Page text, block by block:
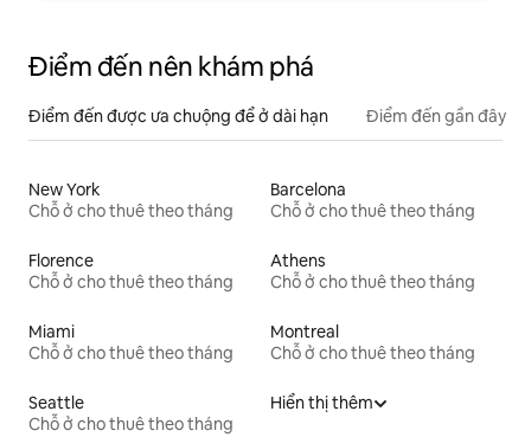
Điểm đến nên khám phá
Điểm đến được ưa chuộng để ở dài hạn Điểm đến gần đây
New York
Chỗ ở cho thuê theo tháng
Barcelona
Chỗ ở cho thuê theo tháng
Florence
Chỗ ở cho thuê theo tháng
Athens
Chỗ ở cho thuê theo tháng
Miami
Chỗ ở cho thuê theo tháng
Montreal
Chỗ ở cho thuê theo tháng
Seattle
Chỗ ở cho thuê theo tháng
Hiển thị thêm